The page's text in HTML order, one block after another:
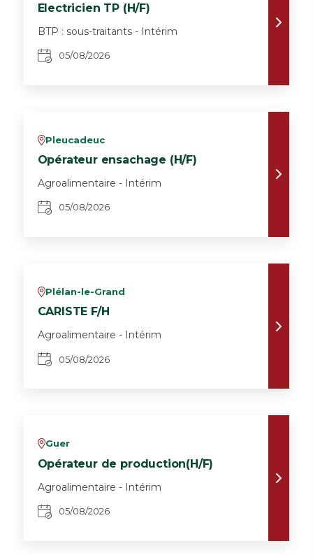
Electricien TP (H/F)
BTP : sous-traitants - Intérim
05/08/2026
vPleucadeuc
Opérateur ensachage (H/F)
Agroalimentaire - Intérim
05/08/2026
vPlélan-le-Grand
CARISTE F/H
Agroalimentaire - Intérim
05/08/2026
vGuer
Opérateur de production(H/F)
Agroalimentaire - Intérim
05/08/2026